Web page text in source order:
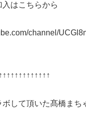
入はこちらから
channel/
して頂いた髙橋まち